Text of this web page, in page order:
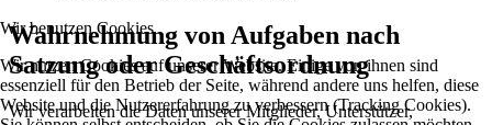
Wahrnehmung von Aufgaben nach
Satzung oder Geschäftsordnung
Wir verarbeiten die Daten unserer Mitglieder, Unterstützer,
Wir benutzen Cookies
Wir nutzen Cookies auf unserer Website. Einige von ihnen sind
essenziell für den Betrieb der Seite, während andere uns helfen, diese
Website und die Nutzererfahrung zu verbessern (Tracking Cookies).